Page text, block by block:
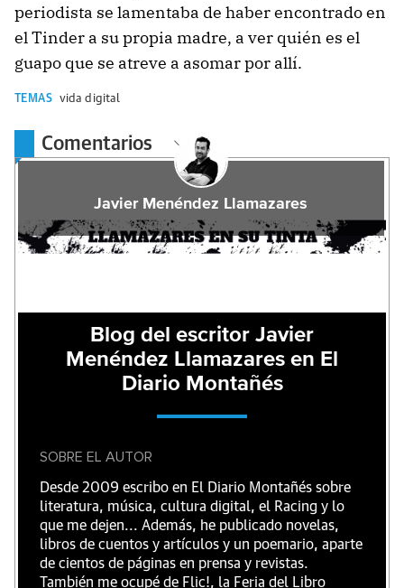
periodista se lamentaba de haber encontrado en
el Tinder a su propia madre, a ver quién es el
guapo que se atreve a asomar por allí.
TEMAS vida digital
Comentarios
Javier Menéndez Llamazares
Blog del escritor Javier
Menéndez Llamazares en El
Diario Montañés
SOBRE EL AUTOR
Desde 2009 escribo en El Diario Montañés sobre
literatura, música, cultura digital, el Racing y lo
que me dejen... Además, he publicado novelas,
libros de cuentos y artículos y un poemario, aparte
de cientos de páginas en prensa y revistas.
También me ocupé de Flic!, la Feria del Libro